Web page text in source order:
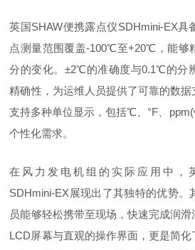
英国SHAW便携露点仪SDHmini-EX具
点测量范围覆盖-100℃至+20℃，能够
分的变化。±2℃的准确度与0.1℃的分
精确性，为运维人员提供了可靠的数
支持多种单位显示，包括℃、°F、
个性化需求。
在风力发电机组的实际应用中，
SDHmini-EX展现出了其独特的优势。
员能够轻松携带至现场，快速完成润
LCD屏幕与直观的操作界面，更是简